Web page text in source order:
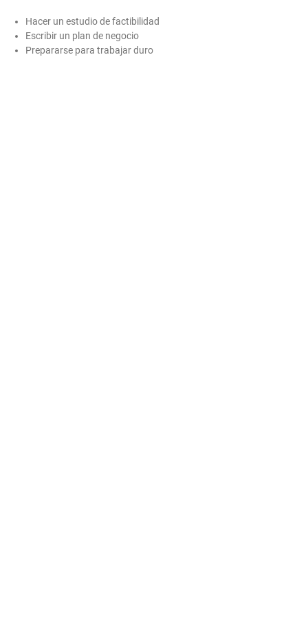
Hacer un estudio de factibilidad
Escribir un plan de negocio
Prepararse para trabajar duro